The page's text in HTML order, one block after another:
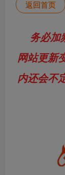
返回首页
务必加
网站更新
内还会不